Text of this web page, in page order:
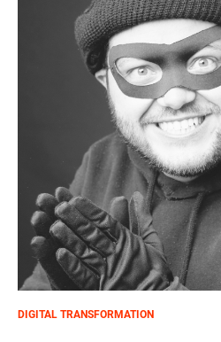
DIGITAL TRANSFORMATION